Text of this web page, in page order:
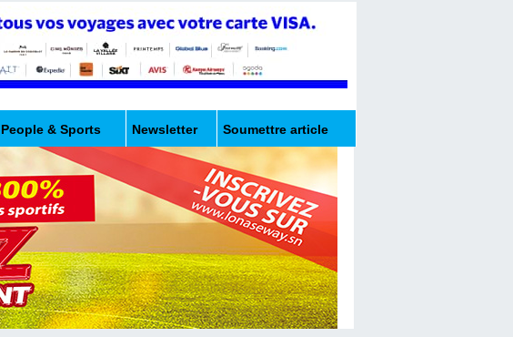
People & Sports Newsletter Soumettre article